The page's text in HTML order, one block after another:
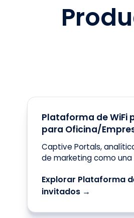
Plataforma de WiFi
para Oficina/
Captive Portals,
de marketing como una
Explorar Plataforma
invitados →